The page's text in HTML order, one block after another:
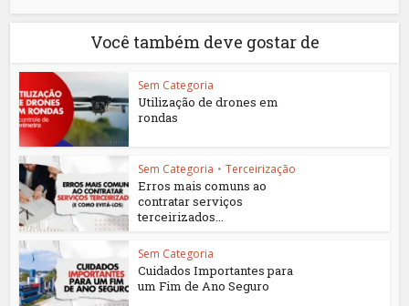
Você também deve gostar de
Sem Categoria
Utilização de drones em
rondas
Sem Categoria • Terceirização
Erros mais comuns ao
contratar serviços
terceirizados...
Sem Categoria
Cuidados Importantes para
um Fim de Ano Seguro